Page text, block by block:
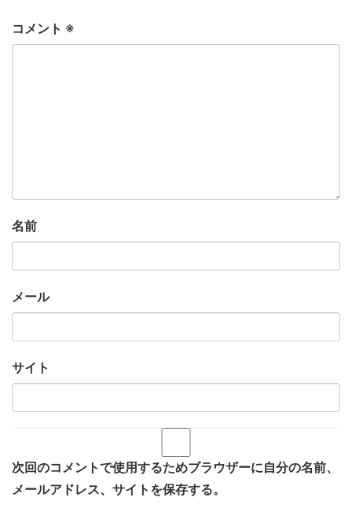
コメント ※
名前
メール
サイト
次回のコメントで使用するためブラウザーに自分の名前、
メールアドレス、サイトを保存する。